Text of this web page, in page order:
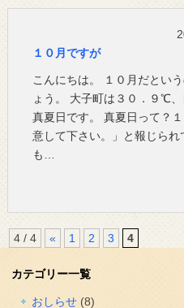
１０月ですが
こんにちは。 １０月だとい
ょう。 大子町は３０．９℃
真夏日です。 真夏日って？
意して下さい。」と報じら
も…
4 / 4 « 1 2 3 4
カテゴリー一覧
おしらせ(8)